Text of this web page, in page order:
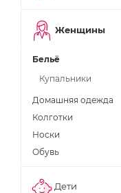
Женщины
Бельё
Купальники
Домашняя одежда
Колготки
Носки
Обувь
Дети